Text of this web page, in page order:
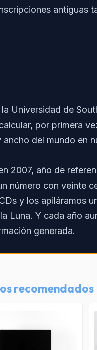
antiguas
Universidad de
por primera
del mundo en
2007, año de
número con veinte
y los apiláramos
Luna. Y cada año
generada.
recomendados